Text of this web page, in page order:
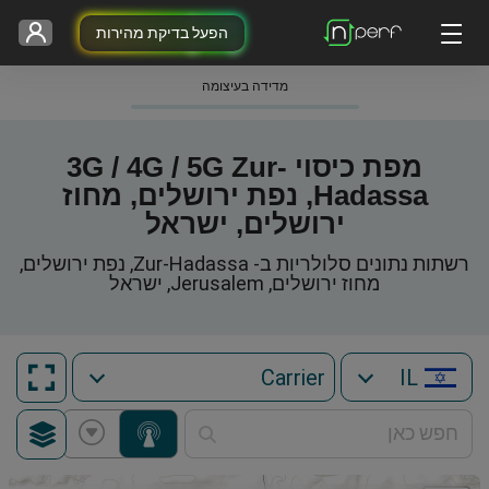
הפעל בדיקת מהירות
מדידה בעיצומה
מפת כיסוי 3G / 4G / 5G Zur-
Hadassa, נפת ירושלים, מחוז
ירושלים, ישראל
רשתות נתונים סלולריות ב- Zur-Hadassa, נפת ירושלים,
מחוז ירושלים, Jerusalem, ישראל
IL